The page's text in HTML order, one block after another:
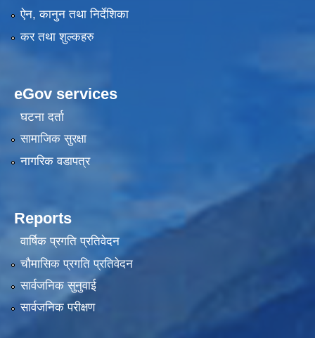
ऐन, कानुन तथा निर्देशिका
कर तथा शुल्कहरु
eGov services
घटना दर्ता
सामाजिक सुरक्षा
नागरिक वडापत्र
Reports
वार्षिक प्रगति प्रतिवेदन
चौमासिक प्रगति प्रतिवेदन
सार्वजनिक सुनुवाई
सार्वजनिक परीक्षण